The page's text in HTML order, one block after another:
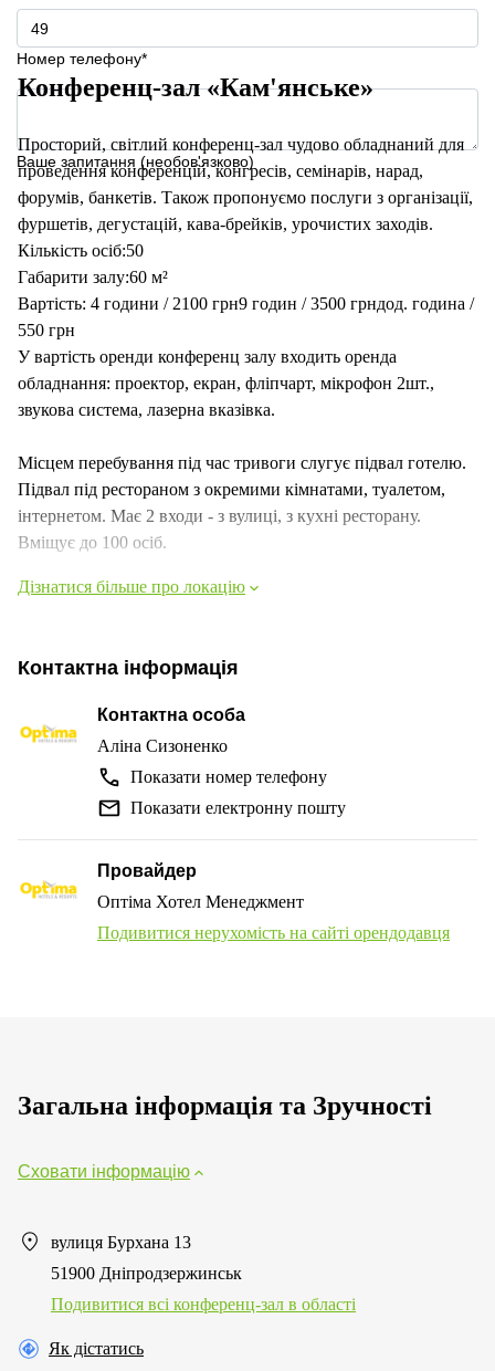
Номер телефону*
Ваше запитання (необов'язково)
Конференц-зал «Кам'янське»
Просторий, світлий конференц-зал чудово обладнаний для
проведення конференцій, конгресів, семінарів, нарад,
форумів, банкетів. Також пропонуємо послуги з організації,
фуршетів, дегустацій, кава-брейків, урочистих заходів.
Кількість осіб:50
Габарити залу:60 м²
Вартість: 4 години / 2100 грн9 годин / 3500 грндод. година /
550 грн
У вартість оренди конференц залу входить оренда
обладнання: проектор, екран, фліпчарт, мікрофон 2шт.,
звукова система, лазерна вказівка.
Місцем перебування під час тривоги слугує підвал готелю.
Підвал під рестораном з окремими кімнатами, туалетом,
інтернетом. Має 2 входи - з вулиці, з кухні ресторану.
Вміщує до 100 осіб.
Дізнатися більше про локацію
Контактна інформація
Контактна особа
Аліна Сизоненко
Показати номер телефону
Показати електронну пошту
Провайдер
Оптіма Хотел Менеджмент
Подивитися нерухомість на сайті орендодавця
Загальна інформація та Зручності
Сховати інформацію
вулиця Бурхана 13
51900 Дніпродзержинськ
Подивитися всі конференц-зал в області
Як дістатись